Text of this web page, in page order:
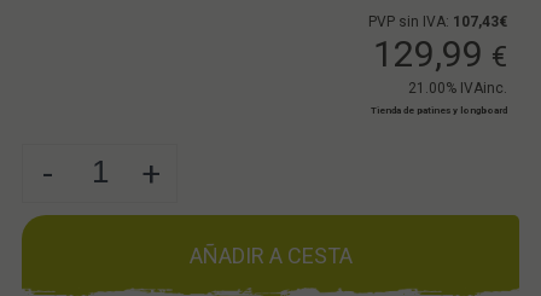
PVP sin IVA: 107,43€
129,99 €
21.00% IVAinc.
Tienda de patines y longboard
- +
AÑADIR A CESTA